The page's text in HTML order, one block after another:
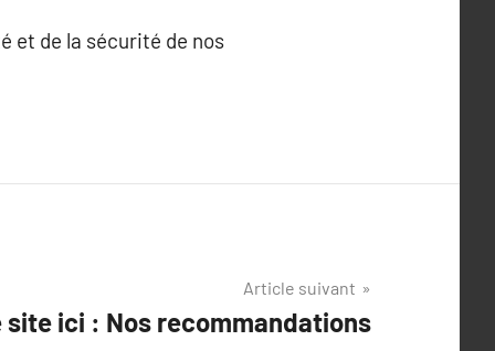
et de la sécurité de nos
Article suivant
site ici : Nos recommandations